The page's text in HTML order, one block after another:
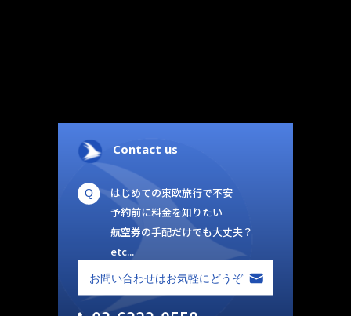
Contact us
はじめての東欧旅行で不安
予約前に料金を知りたい
航空券の手配だけでも大丈夫？
etc...